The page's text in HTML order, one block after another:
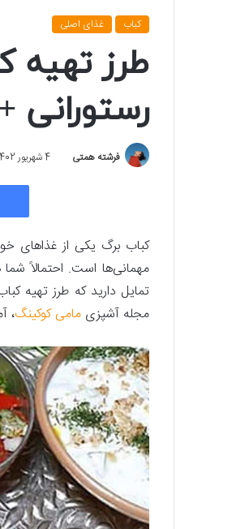
کباب غذای اصلی
طرز تهیه
رستورانی
فرشته همتی 4 شهریور 1402
کباب برگ یکی از غذاهای
مهمانی‌ها است. احتمالاً
تمایل دارید که طرز تهیه
مجله آشپزی مامی کوکینگ،